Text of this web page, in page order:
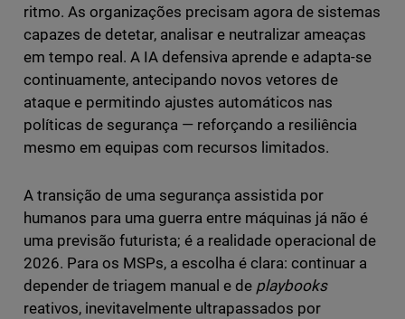
ritmo. As organizações precisam agora de sistemas
capazes de detetar, analisar e neutralizar ameaças
em tempo real. A IA defensiva aprende e adapta-se
continuamente, antecipando novos vetores de
ataque e permitindo ajustes automáticos nas
políticas de segurança — reforçando a resiliência
mesmo em equipas com recursos limitados.
A transição de uma segurança assistida por
humanos para uma guerra entre máquinas já não é
uma previsão futurista; é a realidade operacional de
2026. Para os MSPs, a escolha é clara: continuar a
depender de triagem manual e de playbooks
reativos, inevitavelmente ultrapassados por